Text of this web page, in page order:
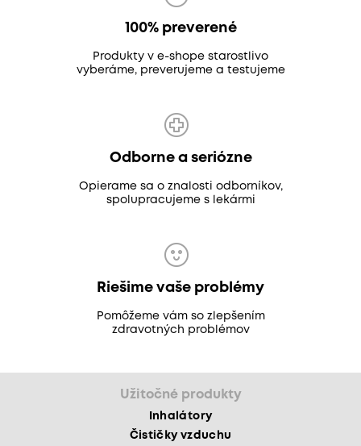
100% preverené
Produkty v e-shope starostlivo
vyberáme, preverujeme a testujeme
Odborne a seriózne
Opierame sa o znalosti odborníkov,
spolupracujeme s lekármi
Riešime vaše problémy
Pomôžeme vám so zlepšením
zdravotných problémov
Užitočné produkty
Inhalátory
Čističky vzduchu